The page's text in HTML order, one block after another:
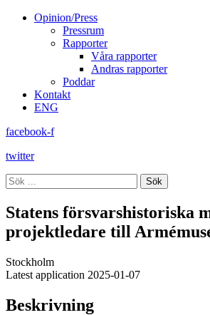
Opinion/Press
Pressrum
Rapporter
Våra rapporter
Andras rapporter
Poddar
Kontakt
ENG
facebook-f
twitter
Sök
Statens försvarshistoriska
projektledare till
Stockholm
Latest application 2025-01-07
Beskrivning